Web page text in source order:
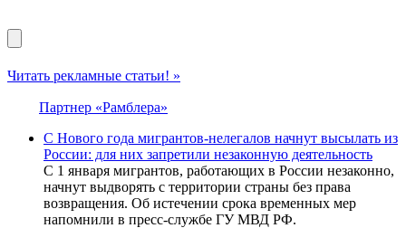
Читать рекламные статьи! »
Партнер «Рамблера»
С Нового года мигрантов-нелегалов начнут высылать из
России: для них запретили незаконную деятельность
С 1 января мигрантов, работающих в России незаконно,
начнут выдворять с территории страны без права
возвращения. Об истечении срока временных мер
напомнили в пресс-службе ГУ МВД РФ.